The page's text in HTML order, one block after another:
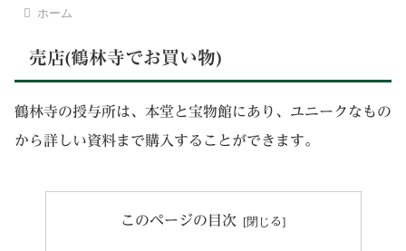
ホーム
売店(鶴林寺でお買い物)
鶴林寺の授与所は、本堂と宝物館にあり、ユニークなもの
から詳しい資料まで購入することができます。
このページの目次